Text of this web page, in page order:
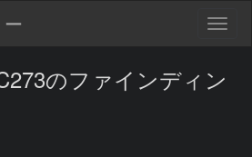
のファインディン